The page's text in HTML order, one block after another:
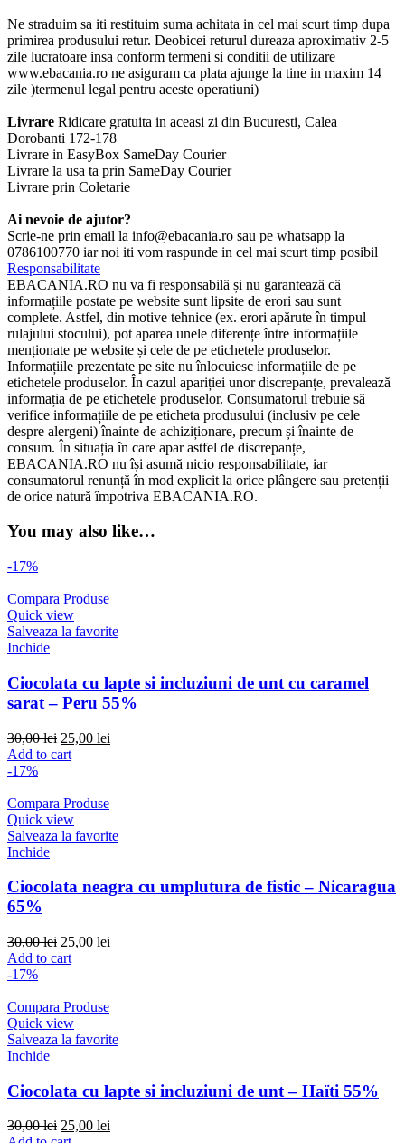
Ne straduim sa iti restituim suma achitata in cel mai scurt timp dupa
primirea produsului retur. Deobicei returul dureaza aproximativ 2-5
zile lucratoare insa conform termeni si conditii de utilizare
www.ebacania.ro ne asiguram ca plata ajunge la tine in maxim 14
zile )termenul legal pentru aceste operatiuni)
Livrare Ridicare gratuita in aceasi zi din Bucuresti, Calea
Dorobanti 172-178
Livrare in EasyBox SameDay Courier
Livrare la usa ta prin SameDay Courier
Livrare prin Coletarie
Ai nevoie de ajutor?
Scrie-ne prin email la info@ebacania.ro sau pe whatsapp la
0786100770 iar noi iti vom raspunde in cel mai scurt timp posibil
Responsabilitate
EBACANIA.RO nu va fi responsabilă și nu garantează că
informațiile postate pe website sunt lipsite de erori sau sunt
complete. Astfel, din motive tehnice (ex. erori apărute în timpul
rulajului stocului), pot aparea unele diferențe între informațiile
menționate pe website și cele de pe etichetele produselor.
Informațiile prezentate pe site nu înlocuiesc informațiile de pe
etichetele produselor. În cazul apariției unor discrepanțe, prevalează
informația de pe etichetele produselor. Consumatorul trebuie să
verifice informațiile de pe eticheta produsului (inclusiv pe cele
despre alergeni) înainte de achiziționare, precum și înainte de
consum. În situația în care apar astfel de discrepanțe,
EBACANIA.RO nu își asumă nicio responsabilitate, iar
consumatorul renunță în mod explicit la orice plângere sau pretenții
de orice natură împotriva EBACANIA.RO.
You may also like…
-17%
Compara Produse
Quick view
Salveaza la favorite
Inchide
Ciocolata cu lapte si incluziuni de unt cu caramel
sarat – Peru 55%
30,00lei Original
price
25,00 lei
Add to cart
-17%
Compara Produse
Quick view
Salveaza la favorite
Inchide
Ciocolata neagra cu umplutura de fistic – Nicaragua
65%
30,00lei Original
price
25,00 lei
Add to cart
-17%
Compara Produse
Quick view
Salveaza la favorite
Inchide
Ciocolata cu lapte si incluziuni de unt – Haïti 55%
30,00lei Original
25,00 lei